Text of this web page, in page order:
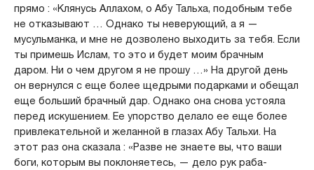
прямо : «Клянусь Аллахом, о Абу Тальха, подобным тебе
не отказывают … Однако ты неверующий, а я —
мусульманка, и мне не дозволено выходить за тебя. Если
ты примешь Ислам, то это и будет моим брачным
даром. Ни о чем другом я не прошу …» На другой день
он вернулся с еще более щедрыми подарками и обещал
еще больший брачный дар. Однако она снова устояла
перед искушением. Ее упорство делало ее еще более
привлекательной и желанной в глазах Абу Тальхи. На
этот раз она сказала : «Разве не знаете вы, что ваши
боги, которым вы поклоняетесь, — дело рук раба-